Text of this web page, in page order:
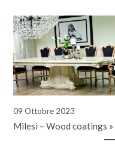
09 Ottobre 2023
Milesi – Wood coatings »